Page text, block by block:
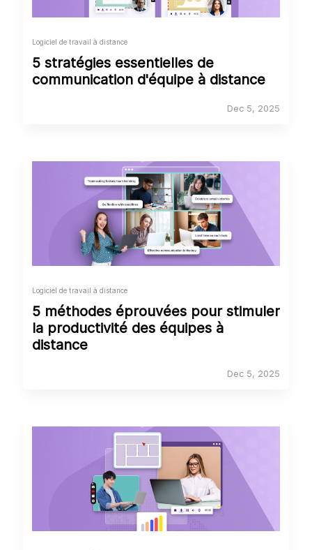
Logiciel de travail à distance
5 stratégies essentielles de
communication d'équipe à distance
Dec 5, 2025
Logiciel de travail à distance
5 méthodes éprouvées pour stimuler
la productivité des équipes à
distance
Dec 5, 2025